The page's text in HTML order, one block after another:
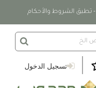
- تطبق الشروط والأحكام
تسجيل الدخول